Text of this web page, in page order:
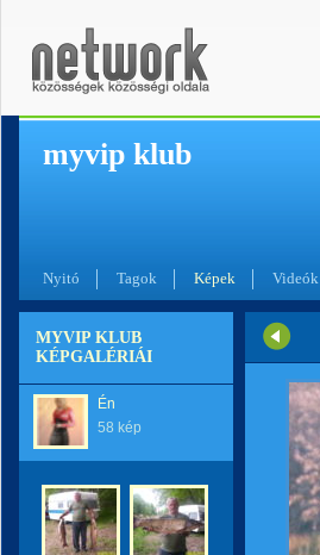
myvip klub
Nyitó Tagok Képek Videók
MYVIP KLUB
KÉPGALÉRIÁI
Én
58 kép